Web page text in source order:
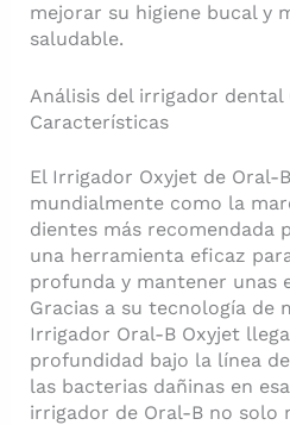
mejorar su higiene bucal y
saludable.
Análisis del irrigador dental
Características
El Irrigador Oxyjet de Oral-
mundialmente como la
dientes más recomendada
una herramienta eficaz
profunda y mantener unas
Gracias a su tecnología de
Irrigador Oral-B Oxyjet
profundidad bajo la línea
las bacterias dañinas en
irrigador de Oral-B no solo